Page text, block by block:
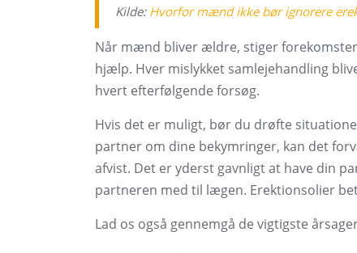
Kilde: Hvorfor mænd ikke bør ignorere
Når mænd bliver ældre, stiger
hjælp. Hver mislykket samlejehandling
hvert efterfølgende forsøg.
Hvis det er muligt, bør du drøfte
partner om dine bekymringer, kan det
afvist. Det er yderst gavnligt at have din
partneren med til lægen. Erektionsolier
Lad os også gennemgå de vigtigste